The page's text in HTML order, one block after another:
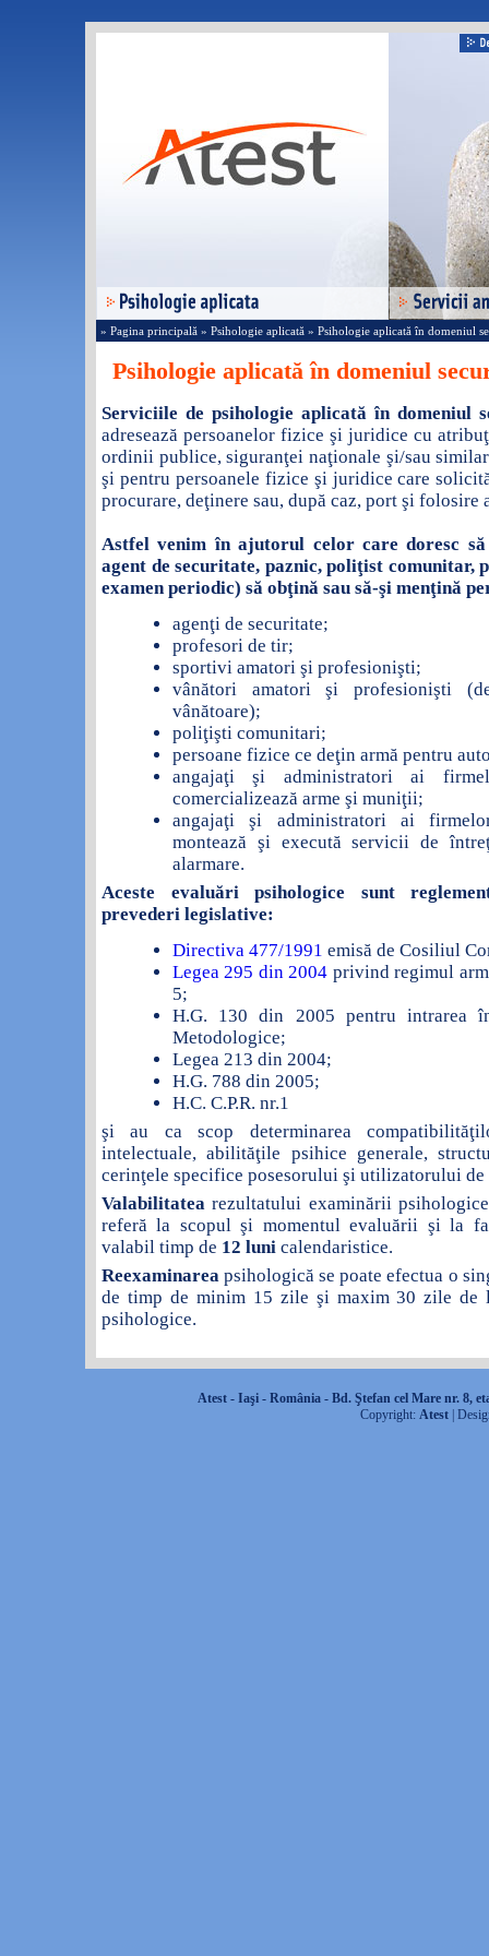
» Pagina principală » Psihologie aplicată » Psihologie aplicată în domeniul
Psihologie aplicată în domeniul
Serviciile de psihologie aplicată în domeniul
adresează persoanelor fizice şi juridice cu
ordinii publice, siguranţei naţionale şi/sau
şi pentru persoanele fizice şi juridice care
procurare, deţinere sau, după caz, port şi folosire
Astfel venim în ajutorul celor care doresc
agent de securitate, paznic, poliţist comunitar,
examen periodic) să obţină sau să-şi menţină
agenţi de securitate;
profesori de tir;
sportivi amatori şi profesionişti;
vânători amatori şi profesionişti
vânătoare);
poliţişti comunitari;
persoane fizice ce deţin armă pentru
angajaţi şi administratori ai
comercializează arme şi muniţii;
angajaţi şi administratori ai
montează şi execută servicii de
alarmare.
Aceste evaluări psihologice sunt
prevederi legislative:
Directiva 477/1991 emisă de Cosiliul
Legea 295 din 2004 privind regimul
5;
H.G. 130 din 2005 pentru intrarea
Metodologice;
Legea 213 din 2004;
H.G. 788 din 2005;
H.C. C.P.R. nr.1
şi au ca scop determinarea
intelectuale, abilităţile psihice generale,
cerinţele specifice posesorului şi utilizatorului de
Valabilitatea rezultatului examinării
referă la scopul şi momentul evaluării şi la
valabil timp de 12 luni calendaristice.
Reexaminarea psihologică se poate efectua o
de timp de minim 15 zile şi maxim 30 zile de
psihologice.
Atest - Iaşi - România - Bd. Ştefan cel Mare nr. 8,
Copyright: Atest|